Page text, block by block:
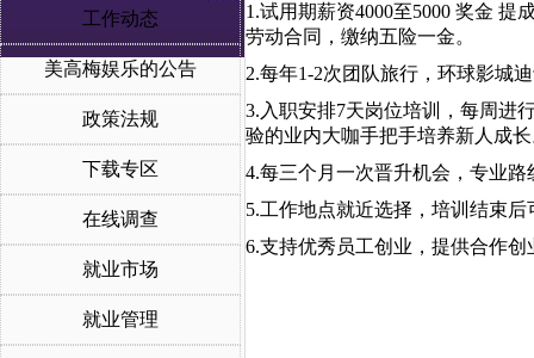
工作动态
美高梅娱乐的公告
政策法规
下载专区
在线调查
就业市场
就业管理
1.试用期薪资4000至5000 奖金 提
劳动合同，缴纳五险一金。
2.每年1-2次团队旅行，环球影城
3.入职安排7天岗位培训，每周进
验的业内大咖手把手培养新人成
4.每三个月一次晋升机会，专业
5.工作地点就近选择，培训结束
6.支持优秀员工创业，提供合作